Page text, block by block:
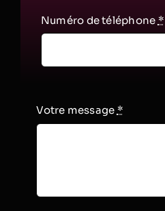
Numéro de téléphone *
Votre message *